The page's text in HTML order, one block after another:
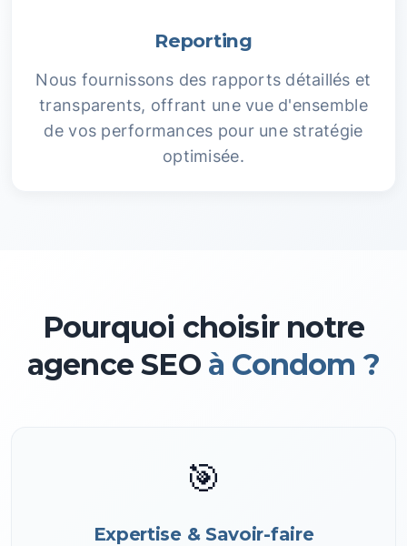
Reporting
Nous fournissons des rapports détaillés et
transparents, offrant une vue d'ensemble
de vos performances pour une stratégie
optimisée.
Pourquoi choisir notre
agence SEO à Condom ?
🎯
Expertise & Savoir-faire